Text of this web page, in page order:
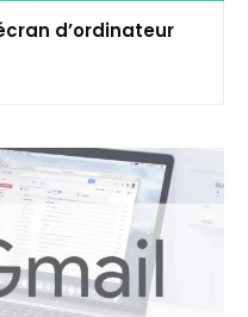
d’ordinateur